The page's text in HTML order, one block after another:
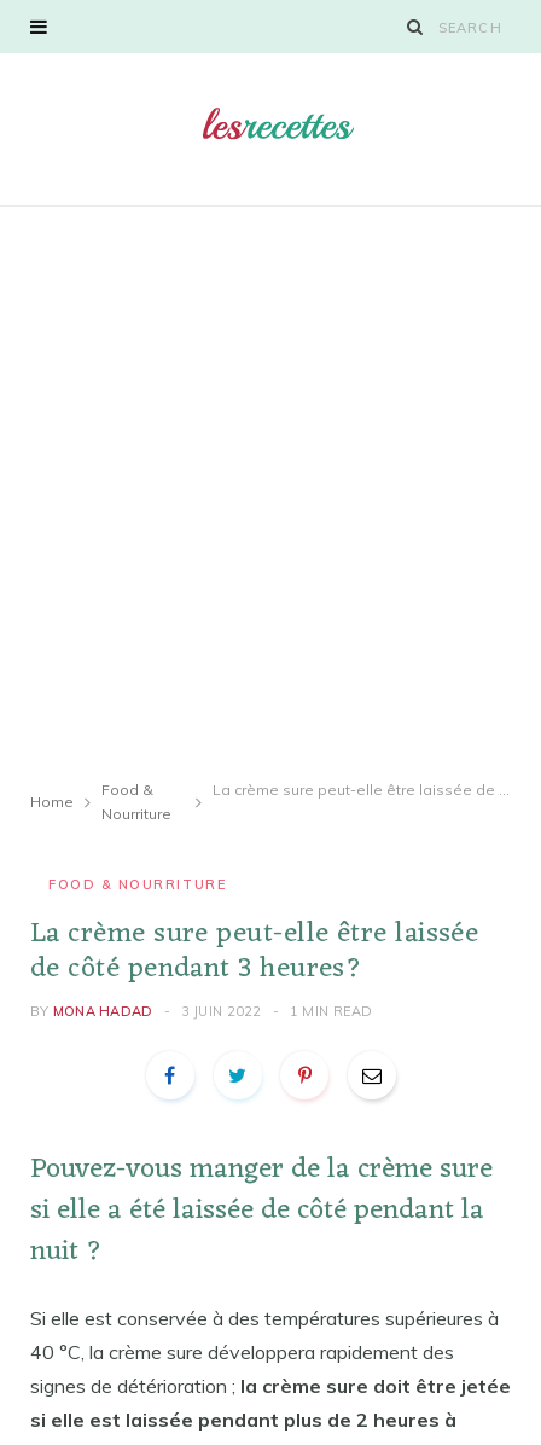
Home
Food &
Nourriture
La crème sure peut-elle être laissée de côté pendant 3 heures?
FOOD & NOURRITURE
La crème sure peut-elle être laissée
de côté pendant 3 heures?
BY MONA HADAD 3 JUIN 2022 1 MIN READ
Pouvez-vous manger de la crème sure
si elle a été laissée de côté pendant la
nuit ?
Si elle est conservée à des températures supérieures à
40 °C, la crème sure développera rapidement des
signes de détérioration ; la crème sure doit être jetée
si elle est laissée pendant plus de 2 heures à